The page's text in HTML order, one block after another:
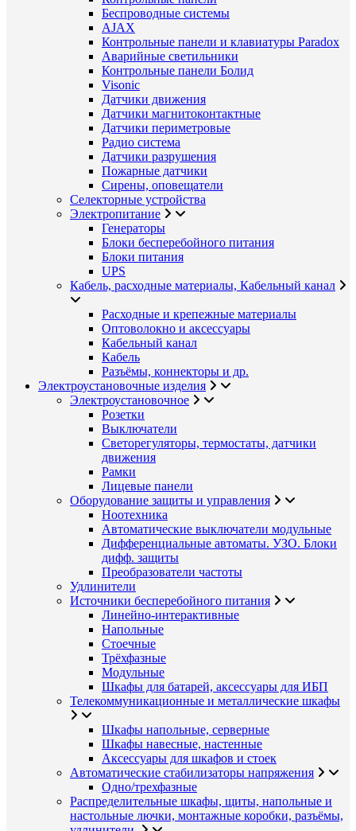
Беспроводные системы
AJAX
Контрольные панели и клавиатуры Paradox
Аварийные светильники
Контрольные панели Болид
Visonic
Датчики движения
Датчики магнитоконтактные
Датчики периметровые
Радио система
Датчики разрушения
Пожарные датчики
Сирены, оповещатели
Селекторные устройства
Электропитание
Генераторы
Блоки бесперебойного питания
Блоки питания
UPS
Кабель, расходные материалы, Кабельный канал
Расходные и крепежные материалы
Оптоволокно и аксессуары
Кабельный канал
Кабель
Разъёмы, коннекторы и др.
Электроустановочные изделия
Электроустановочное
Розетки
Выключатели
Светорегуляторы, термостаты, датчики
движения
Рамки
Лицевые панели
Оборудование защиты и управления
Ноотехника
Автоматические выключатели модульные
Дифференциальные автоматы. УЗО. Блоки
дифф. защиты
Преобразователи частоты
Удлинители
Источники бесперебойного питания
Линейно-интерактивные
Напольные
Стоечные
Трёхфазные
Модульные
Шкафы для батарей, аксессуары для ИБП
Телекоммуникационные и металлические шкафы
Шкафы напольные, серверные
Шкафы навесные, настенные
Аксессуары для шкафов и стоек
Автоматические стабилизаторы напряжения
Одно/трехфазные
Распределительные шкафы, щиты, напольные и
настольные лючки, монтажные коробки, разъёмы,